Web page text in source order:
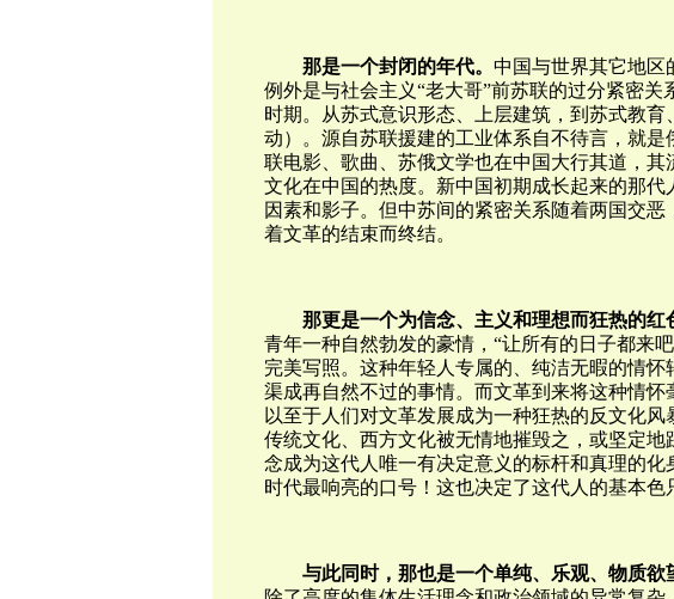
那是一个封闭的年代。 中国与世界其它地区
例外是与社会主义“老大哥”前苏联的过分紧密
时期。从苏式意识形态、上层建筑，到苏式教
动）。源自苏联援建的工业体系自不待言，就
联电影、歌曲、苏俄文学也在中国大行其道，
文化在中国的热度。新中国初期成长起来的那
因素和影子。但中苏间的紧密关系随着两国交
着文革的结束而终结。
那更是一个为信念、主义和理想而狂热的红
青年一种自然勃发的豪情，“让所有的日子都来
完美写照。这种年轻人专属的、纯洁无暇的情怀
渠成再自然不过的事情。而文革到来将这种情怀
以至于人们对文革发展成为一种狂热的反文化风
传统文化、西方文化被无情地摧毁之，或坚定
念成为这代人唯一有决定意义的标杆和真理的
时代最响亮的口号！这也决定了这代人的基本色
与此同时，那也是一个单纯、乐观、物质欲